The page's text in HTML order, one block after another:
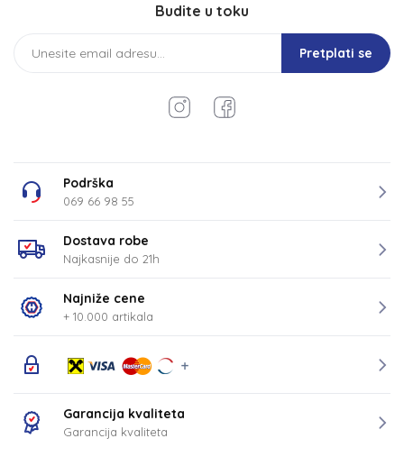
Budite u toku
Pretplati se
Podrška
069 66 98 55
Dostava robe
Najkasnije do 21h
Najniže cene
+ 10.000 artikala
Garancija kvaliteta
Garancija kvaliteta